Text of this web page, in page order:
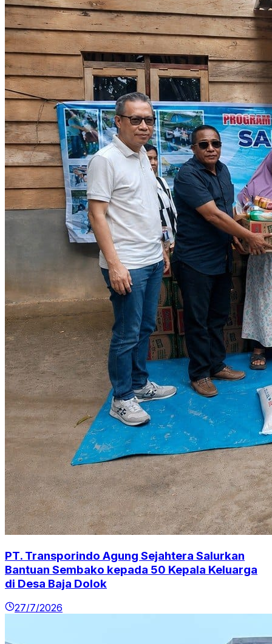
PT. Transporindo Agung Sejahtera Salurkan
Bantuan Sembako kepada 50 Kepala Keluarga
di Desa Baja Dolok
27/7/2026